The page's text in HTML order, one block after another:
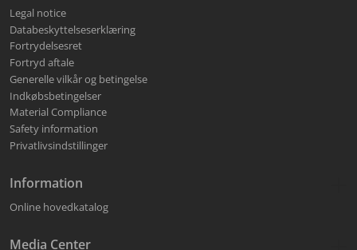
Legal notice
Databeskyttelseserklæring
Fortrydelsesret
Fortryd aftale
Generelle vilkår og betingelse
Indkøbsbetingelser
Material Compliance
Safety information
Privatlivsindstillinger
Information
Online hovedkatalog
Media Center